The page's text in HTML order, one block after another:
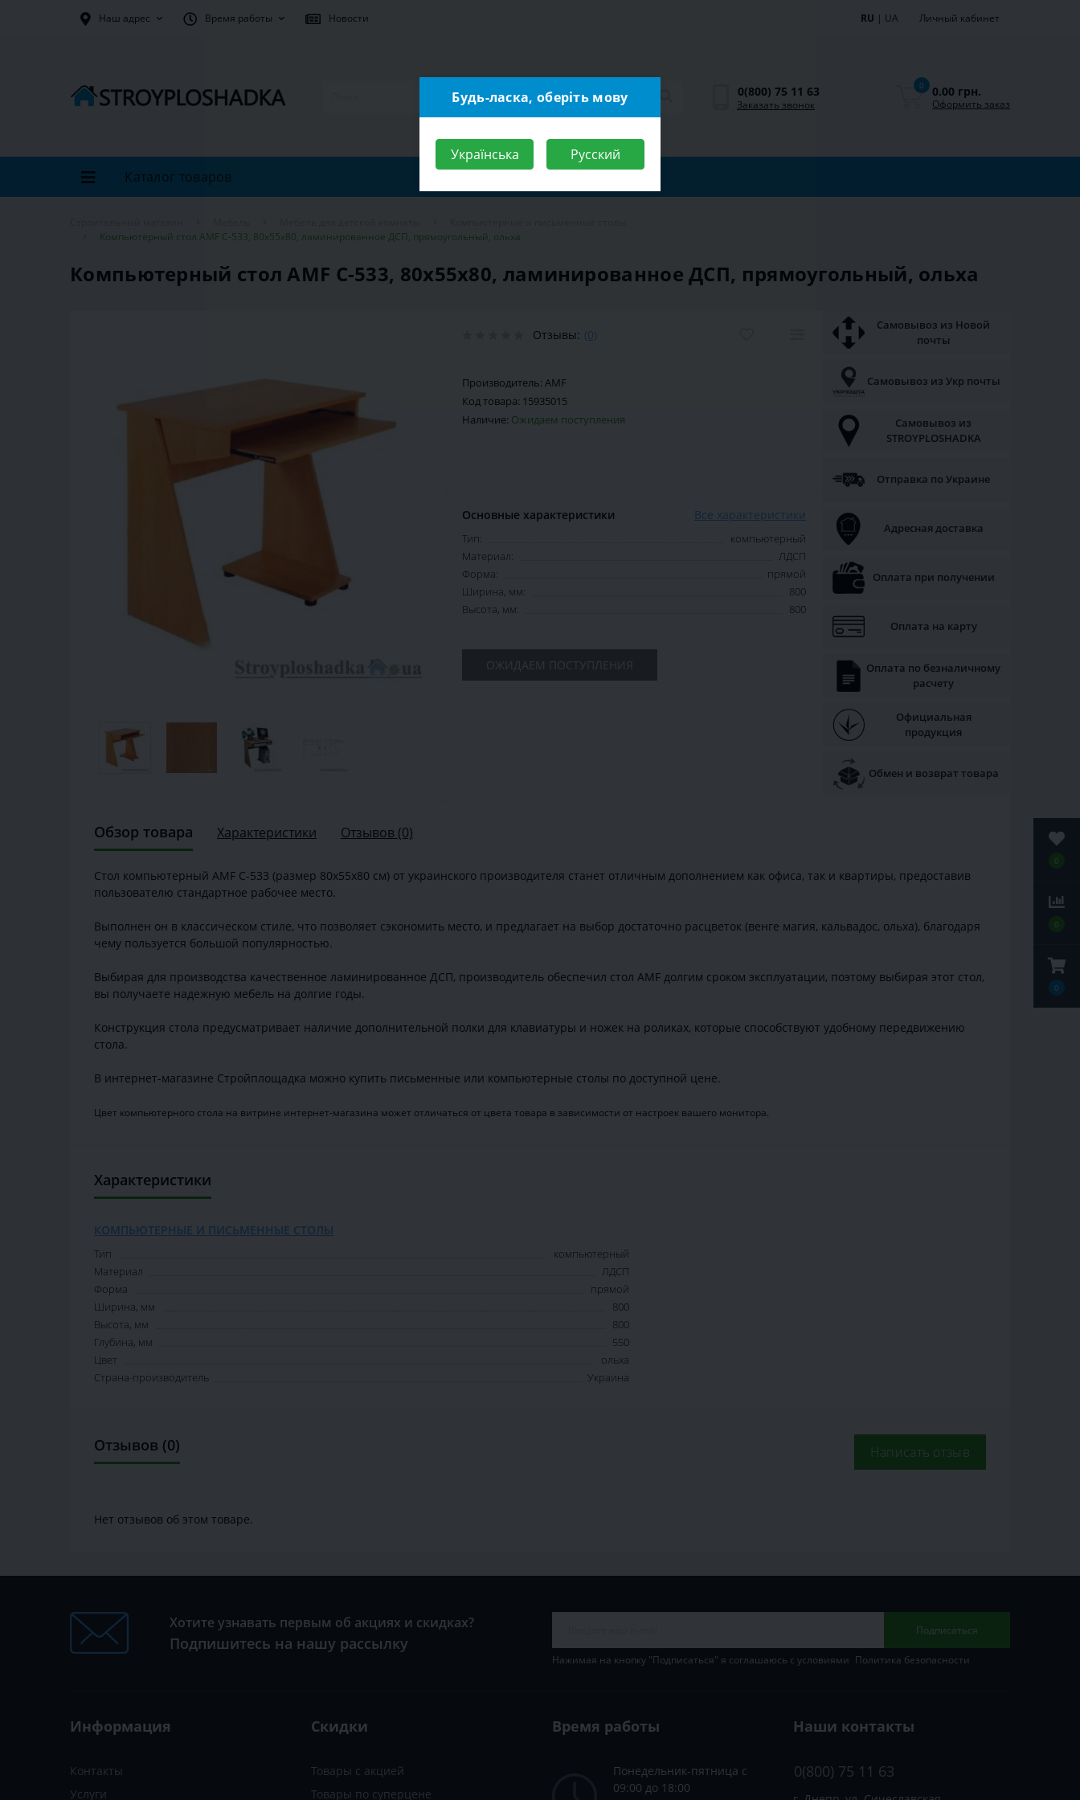
0
0
0
Наш адрес Время работы Новости RU | UA Личный кабинет
0(800) 75 11 63
Заказать звонок
0 0.00 грн.
Оформить заказ
Каталог товаров
Компьютерный стол AMF С-533, 80х55х80, ламинированное ДСП, прямоугольный, ольха
Компьютерный стол AMF С-533, 80х55х80, ламинированное ДСП, прямоугольный, ольха
Отзывы: (0)
Производитель: AMF
Код товара: 15935015
Наличие: Ожидаем поступления
Основные характеристики Все характеристики
Тип:
компьютерный
Материал:
ЛДСП
Форма:
прямой
Ширина, мм:
800
Высота, мм:
800
ОЖИДАЕМ ПОСТУПЛЕНИЯ
Самовывоз из Новой
почты
Самовывоз из Укр почты
Самовывоз из
STROYPLOSHADKA
Отправка по Украине
Адресная доставка
Оплата при получении
Оплата на карту
Оплата по безналичному
расчету
Официальная
продукция
Обмен и возврат товара
Обзор товара Характеристики Отзывов (0)
Стол компьютерный AMF С-533 (размер 80х55х80 см) от украинского производителя станет отличным дополнением как офиса, так и квартиры, предоставив
пользователю стандартное рабочее место.
Выполнен он в классическом стиле, что позволяет сэкономить место, и предлагает на выбор достаточно расцветок (венге магия, кальвадос, ольха), благодаря
чему пользуется большой популярностью.
Выбирая для производства качественное ламинированное ДСП, производитель обеспечил стол AMF долгим сроком эксплуатации, поэтому выбирая этот стол,
вы получаете надежную мебель на долгие годы.
Конструкция стола предусматривает наличие дополнительной полки для клавиатуры и ножек на роликах, которые способствуют удобному передвижению
стола.
В интернет-магазине Стройплощадка можно купить письменные или компьютерные столы по доступной цене.
Цвет компьютерного стола на витрине интернет-магазина может отличаться от цвета товара в зависимости от настроек вашего монитора.
Характеристики
КОМПЬЮТЕРНЫЕ И ПИСЬМЕННЫЕ СТОЛЫ
Тип
компьютерный
Материал
ЛДСП
Форма
прямой
Ширина, мм
800
Высота, мм
800
Глубина, мм
550
Цвет
ольха
Страна-производитель
Украина
Отзывов (0) Написать отзыв
Нет отзывов об этом товаре.
Хотите узнавать первым об акциях и скидках?
Подпишитесь на нашу рассылку
Подписаться
Нажимая на кнопку "Подписаться" я соглашаюсь с условиями Политика безопасности
Информация
Контакты
Услуги
Скидки
Товары с акцией
Товары по суперцене
Время работы
Понедельник-пятница с
09:00 до 18:00
Наши контакты
0(800) 75 11 63
Будь-ласка, оберіть мову
Українська Русский